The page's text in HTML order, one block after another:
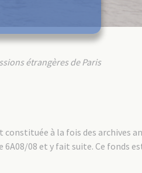
étrangères de Paris
constituée à la fois des archives
08 et y fait suite. Ce fonds